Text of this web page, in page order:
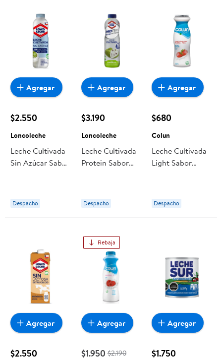
$2.550
Loncoleche
Leche Cultivada
Sin Azúcar Sabor
Loncoleche
Despacho
Agregar
$3.190
Loncoleche
Leche Cultivada
Protein Sabor
Despacho
Agregar
$680
Colun
Leche Cultivada
Light Sabor
Despacho
Agregar
$2.550
Agregar
Rebaja
$1.950 $2.190
Agregar
$1.750
Agregar